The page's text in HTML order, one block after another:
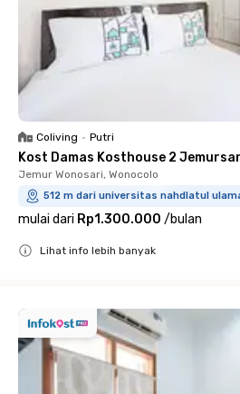
Coliving • Putri
Kost Damas Kosthouse 2
Jemur Wonosari, Wonocolo
512 m dari universitas nahdlatul
mulai dari Rp1.300.000 /bulan
Lihat info lebih banyak